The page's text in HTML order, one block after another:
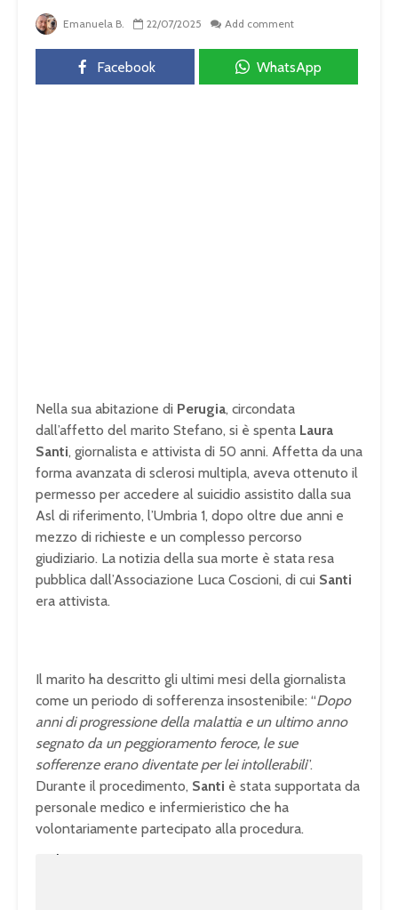
Emanuela B. 22/07/2025 Add comment
Facebook WhatsApp
Nella sua abitazione di Perugia, circondata
dall’affetto del marito Stefano, si è spenta Laura
Santi, giornalista e attivista di 50 anni. Affetta da una
forma avanzata di sclerosi multipla, aveva ottenuto il
permesso per accedere al suicidio assistito dalla sua
Asl di riferimento, l’Umbria 1, dopo oltre due anni e
mezzo di richieste e un complesso percorso
giudiziario. La notizia della sua morte è stata resa
pubblica dall’Associazione Luca Coscioni, di cui Santi
era attivista.
Il marito ha descritto gli ultimi mesi della giornalista
come un periodo di sofferenza insostenibile: “Dopo
anni di progressione della malattia e un ultimo anno
segnato da un peggioramento feroce, le sue
sofferenze erano diventate per lei intollerabili”.
Durante il procedimento, Santi è stata supportata da
personale medico e infermieristico che ha
volontariamente partecipato alla procedura.